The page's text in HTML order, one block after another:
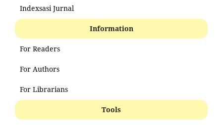
Indexsasi Jurnal
Information
For Readers
For Authors
For Librarians
Tools